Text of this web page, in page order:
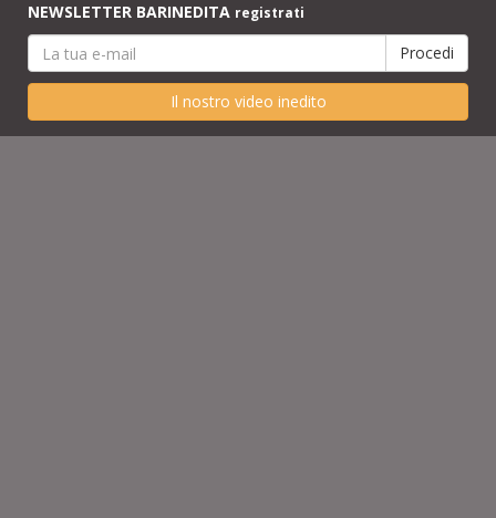
NEWSLETTER BARINEDITA registrati
Il nostro video inedito